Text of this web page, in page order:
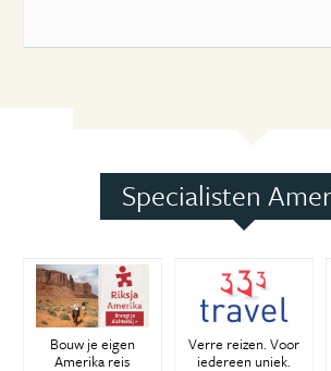
Specialisten
Bouw je eigen
Amerika reis
Verre reizen. Voor
iedereen uniek.